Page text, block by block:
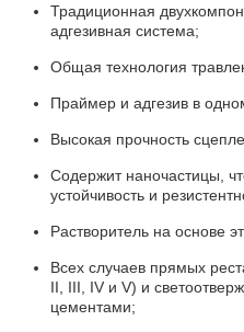
Традиционная
адгезивная система;
Общая технология
Праймер и адгезив в
Высокая прочность
Содержит наночастицы,
устойчивость и
Растворитель на основе
Всех случаев прямых
II, III, IV и V) и
цементами;